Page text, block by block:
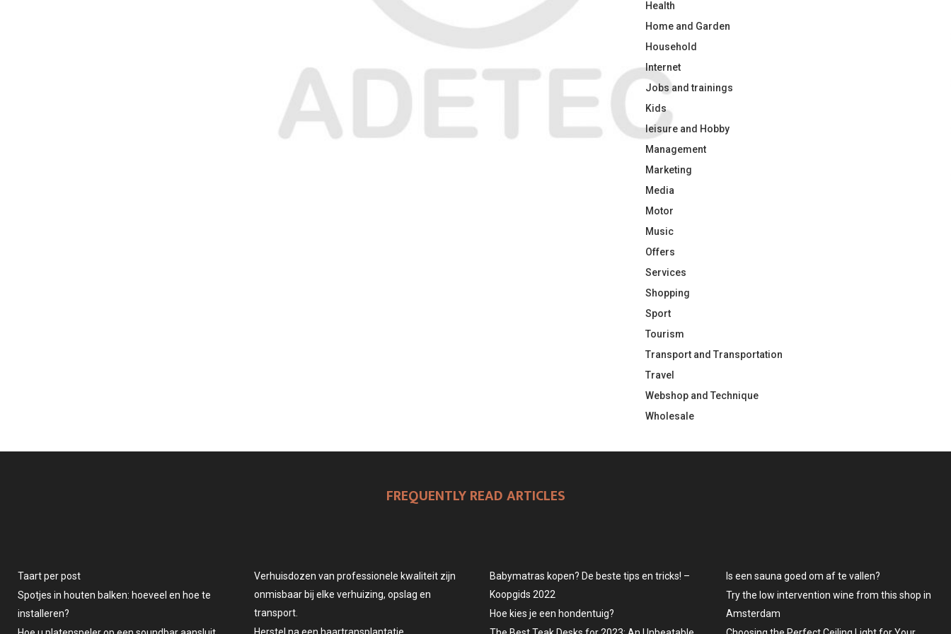
Health
Home and Garden
Household
Internet
Jobs and trainings
Kids
leisure and Hobby
Management
Marketing
Media
Motor
Music
Offers
Services
Shopping
Sport
Tourism
Transport and Transportation
Travel
Webshop and Technique
Wholesale
FREQUENTLY READ ARTICLES
Taart per post
Spotjes in houten balken: hoeveel en hoe te
installeren?
Verhuisdozen van professionele kwaliteit zijn
onmisbaar bij elke verhuizing, opslag en
transport.
Babymatras kopen? De beste tips en tricks! –
Koopgids 2022
Hoe kies je een hondentuig?
Is een sauna goed om af te vallen?
Try the low intervention wine from this shop in
Amsterdam